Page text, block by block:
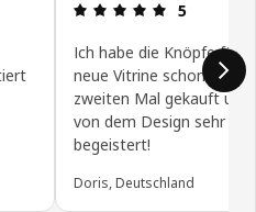
von 5 Sterne
5
Ich habe die Knöpfe für
neue Vitrine schon zum
zweiten Mal gekauft und
von dem Design sehr
begeistert!
Doris, Deutschland